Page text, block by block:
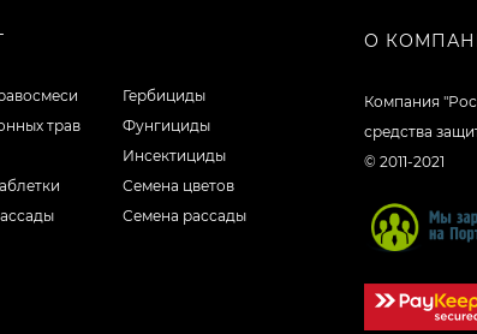
трав
Гербициды
Фунгициды
Инсектициды
Семена цветов
Семена рассады
О
Компания
средства
© 2011-2021